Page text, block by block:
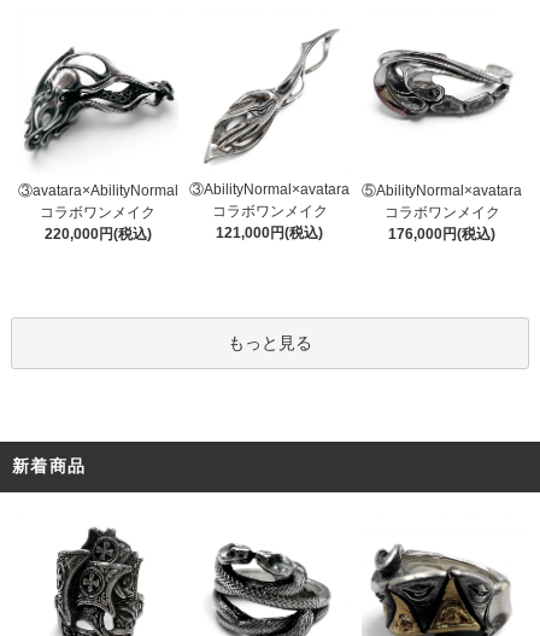
③avatara×AbilityNormal
コラボワンメイク
220,000円(税込)
③AbilityNormal×avatara
コラボワンメイク
121,000円(税込)
⑤AbilityNormal×avatara
コラボワンメイク
176,000円(税込)
もっと見る
新着商品